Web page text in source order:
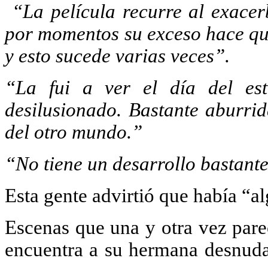
“La película recurre al
por momentos su exceso hace
y esto sucede varias veces”.
“La fui a ver el día del
desilusionado. Bastante
del otro mundo.”
“No tiene un desarrollo
Esta gente advirtió que había
Escenas que una y otra vez
encuentra a su hermana